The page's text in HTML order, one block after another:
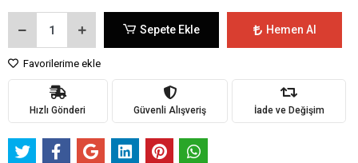
Sepete Ekle Hemen Al
Favorilerime ekle
Hızlı Gönderi Güvenli Alışveriş İade ve Değişim